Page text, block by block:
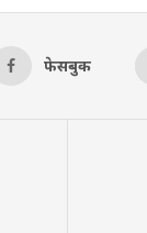
फेसबुक